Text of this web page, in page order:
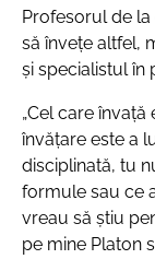
Profesorul de
să învețe altfel,
și specialistul în
„Cel care
învățare este a
disciplinată, tu
formule sau ce
vreau să știu
pe mine Platon